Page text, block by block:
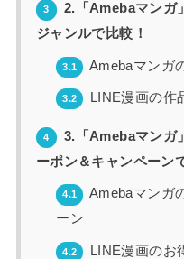
3
2.「Amebaマンガ
ジャンルで比較！
3.1 Amebaマンガ
3.2 LINE漫画の作
4
3.「Amebaマンガ
ーポン＆キャンペーン
4.1
Amebaマンガ
ーン
4.2 LINE漫画のお